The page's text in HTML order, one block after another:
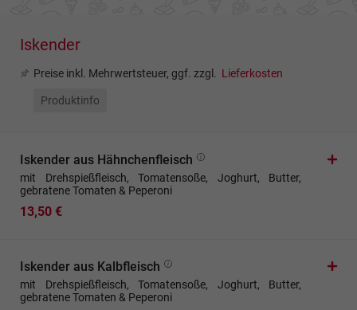
Iskender
Preise inkl. Mehrwertsteuer, ggf. zzgl. Lieferkosten
Produktinfo
Iskender aus Hähnchenfleisch
mit Drehspießfleisch, Tomatensoße, Joghurt, Butter,
gebratene Tomaten & Peperoni
13,50 €
Iskender aus Kalbfleisch
mit Drehspießfleisch, Tomatensoße, Joghurt, Butter,
gebratene Tomaten & Peperoni